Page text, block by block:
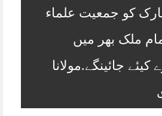
کو جمعیت علماء
ملک بھر میں
جائینگے.مولانا